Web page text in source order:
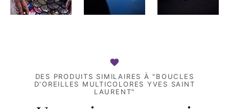
DES PRODUITS SIMILAIRES À "BOUCLES
D'OREILLES MULTICOLORES YVES SAINT
LAURENT"